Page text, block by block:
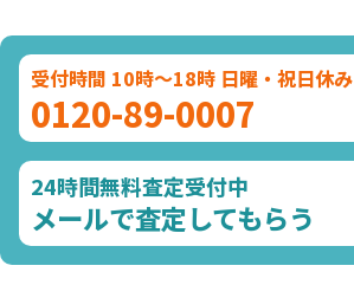
受付時間 10時～18時 日曜・祝日休み
0120-89-0007
24時間無料査定受付中
メールで査定してもらう